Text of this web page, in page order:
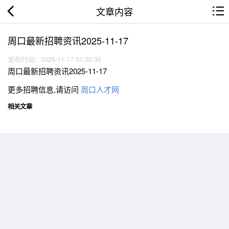
文章内容
周口最新招聘资讯2025-11-17
发布时间：2025-11-17 01:30:36
周口最新招聘资讯2025-11-17
更多招聘信息,请访问 周口人才网
相关文章